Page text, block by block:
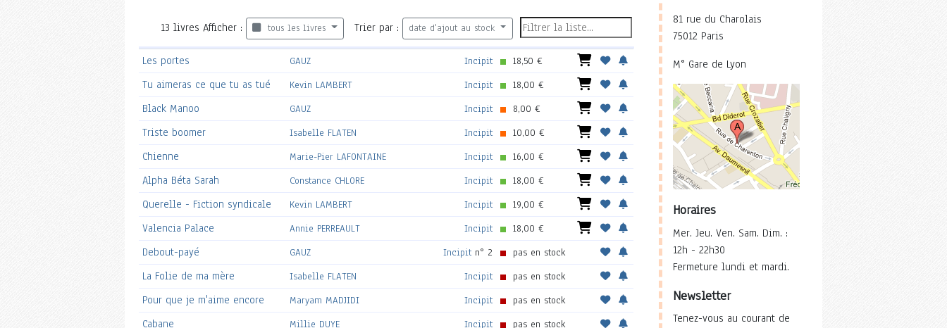
13 livres Afficher : tous les livres Trier par : date d'ajout au stock
Les portes GAUZ Incipit 18,50 €
Tu aimeras ce que tu as tué Kevin LAMBERT Incipit 18,00 €
Black Manoo GAUZ Incipit 8,00 €
Triste boomer Isabelle FLATEN Incipit 10,00 €
Chienne Marie-Pier LAFONTAINE Incipit 16,00 €
Alpha Béta Sarah Constance CHLORE Incipit 18,00 €
Querelle - Fiction syndicale Kevin LAMBERT Incipit 19,00 €
Valencia Palace Annie PERREAULT Incipit 18,00 €
Debout-payé GAUZ Incipitn° 2 pas en stock
La Folie de ma mère Isabelle FLATEN Incipit pas en stock
Pour que je m'aime encore Maryam MADJIDI Incipit pas en stock
Cabane Millie DUYE Incipit pas en stock
81 rue du Charolais
75012 Paris
M° Gare de Lyon
Horaires
Mer. Jeu. Ven. Sam. Dim. :
12h - 22h30
Fermeture lundi et mardi.
Newsletter
Tenez-vous au courant de